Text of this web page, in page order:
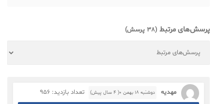
پرسش‌های مرتبط (38 پرسش)
مهدیه دوشنبه ۱۸ بهمن ۰( 4 سال پیش) تعداد بازدید: 956